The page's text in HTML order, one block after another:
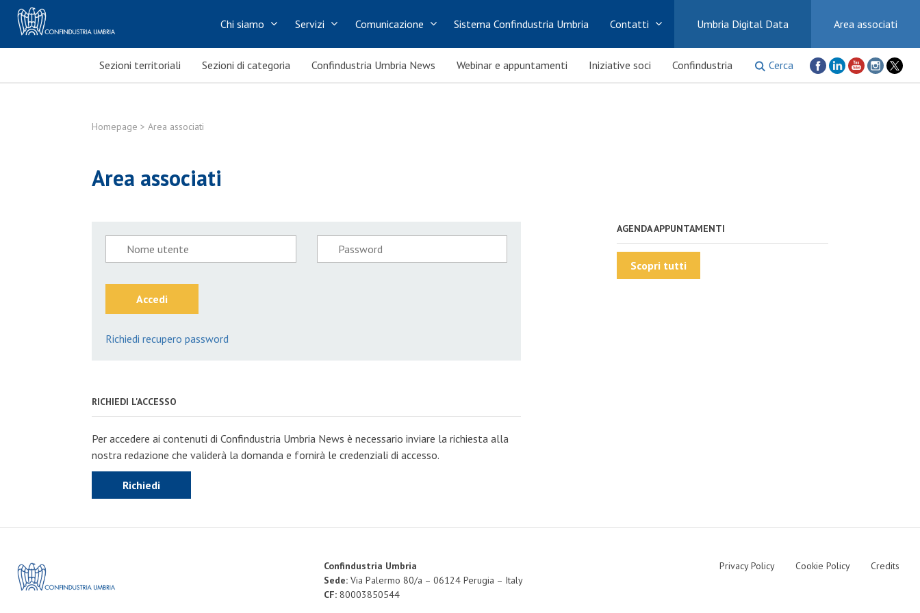
Chi siamo Servizi Comunicazione Sistema Confindustria Umbria Contatti Umbria Digital Data Area associati
Sezioni territoriali Sezioni di categoria Confindustria Umbria News Webinar e appuntamenti Iniziative soci Confindustria Cerca
Homepage > Area associati
Area associati
Accedi
Richiedi recupero password
RICHIEDI L'ACCESSO
Per accedere ai contenuti di Confindustria Umbria News è necessario inviare la richiesta alla
nostra redazione che validerà la domanda e fornirà le credenziali di accesso.
Richiedi
AGENDA APPUNTAMENTI
Scopri tutti
Confindustria Umbria
Sede: Via Palermo 80/a – 06124 Perugia – Italy
CF: 80003850544
Privacy Policy Cookie Policy Credits